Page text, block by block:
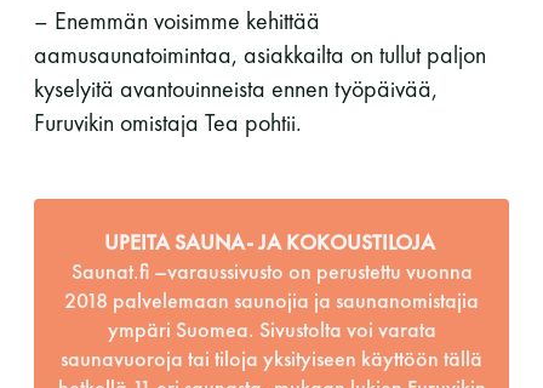
– Enemmän voisimme kehittää
aamusaunatoimintaa, asiakkailta on tullut paljon
kyselyitä avantouinneista ennen työpäivää,
Furuvikin omistaja Tea pohtii.
UPEITA SAUNA- JA KOKOUSTILOJA
Saunat.fi –varaussivusto on perustettu vuonna
2018 palvelemaan saunojia ja saunanomistajia
ympäri Suomea. Sivustolta voi varata
saunavuoroja tai tiloja yksityiseen käyttöön tällä